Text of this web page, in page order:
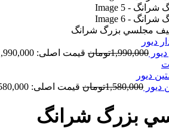
مجلسي بزرگ شرانگ
1,990,000تومان قیمت اصلی: 1,990,000تومان بود.
1,580,000تومان قیمت اصلی: 1,580,000تومان بود.
بزرگ شرانگ